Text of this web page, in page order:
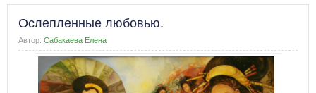
Ослепленные любовью.
Автор: Сабакаева Елена